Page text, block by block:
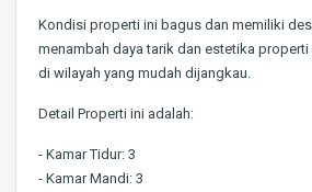
Kondisi properti ini bagus dan memiliki
menambah daya tarik dan estetika properti
di wilayah yang mudah dijangkau.
Detail Properti ini adalah:
- Kamar Tidur: 3
- Kamar Mandi: 3